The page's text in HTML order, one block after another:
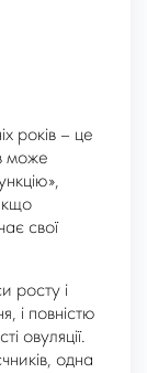
років – це
може
свої
росту і
і повністю
овуляції.
одна